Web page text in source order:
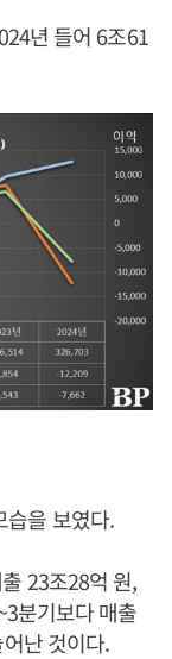
년 들어 6조61
습을 보였다.
23조28억 원,
분기보다 매출
난 것이다.